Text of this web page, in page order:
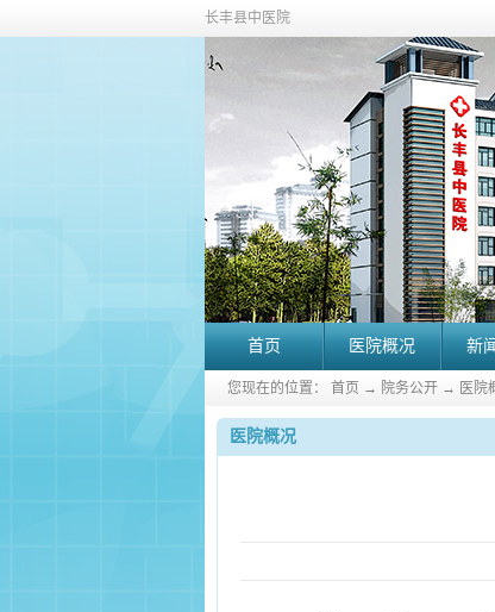
长丰县中医院
首页 医院概况 新
您现在的位置： 首页 → 院务公开 → 医院
医院概况